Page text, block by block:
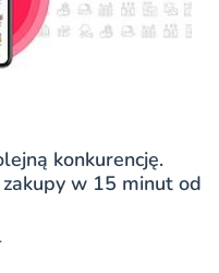
konkurencję.
w 15 minut od